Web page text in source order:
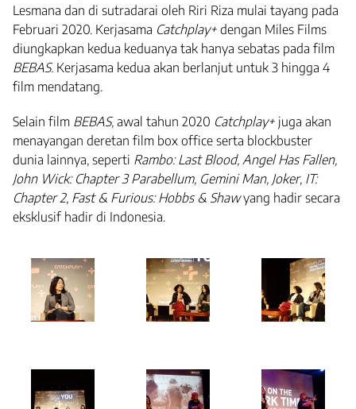
Lesmana dan di sutradarai oleh Riri Riza mulai tayang pada
Februari 2020. Kerjasama Catchplay+ dengan Miles Films
diungkapkan kedua keduanya tak hanya sebatas pada film
BEBAS. Kerjasama kedua akan berlanjut untuk 3 hingga 4
film mendatang.
Selain film BEBAS, awal tahun 2020 Catchplay+ juga akan
menayangan deretan film box office serta blockbuster
dunia lainnya, seperti Rambo: Last Blood, Angel Has Fallen,
John Wick: Chapter 3 Parabellum, Gemini Man, Joker, IT:
Chapter 2, Fast & Furious: Hobbs & Shawyang hadir secara
eksklusif hadir di Indonesia.